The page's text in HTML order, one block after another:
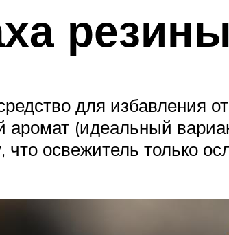
резины
для избавления
(идеальный
освежитель только